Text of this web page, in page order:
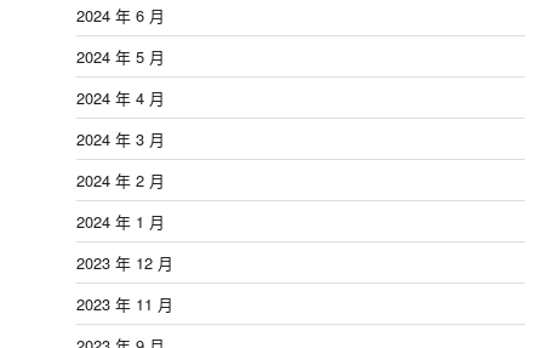
2024 年 6 月
2024 年 5 月
2024 年 4 月
2024 年 3 月
2024 年 2 月
2024 年 1 月
2023 年 12 月
2023 年 11 月